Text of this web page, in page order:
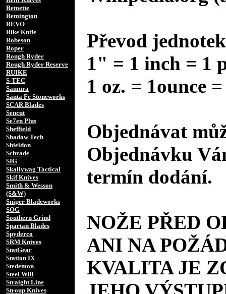
Remette
Remington
REVO
Rike Knife
Robeson
Roper
Rough Ryder
Rough Ryder Reserve
RUIKE
S-TEC
Samura
Santa Fe Stoneworks
SCAR Blades
Sencut
Se7en Plus
Sheffield
Shadow Tech
Shieldon
Schrade
SIG
Skallywag Tactical
Skif Knives
Smith & Wesson
(S&W)
Sniper Bladeworks
SOG
Southern Grind
Spartan Blades
Spyderco
SRM Knives
StatGear
Station IX
Stedemon
Steel Will
Straight Line
Stroup Knives
Převod
1" = 1 inch = 1
1 oz. = 1ounce
Objednávat
Objednávku
termín dodání.
NOŽE PŘED
ANI NA
KVALITA JE